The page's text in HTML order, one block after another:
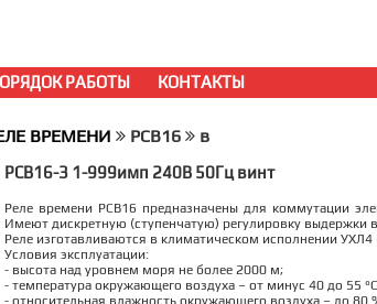
РАБОТЫ КОНТАКТЫ
ВРЕМЕНИ РСВ16 в
РСВ16-3 1-999имп 240В 50Гц винт
Реле времени РСВ16 предназначены для коммутации
Имеют дискретную (ступенчатую) регулировку выдержки
Реле изготавливаются в климатическом исполнении
Условия эксплуатации:
- высота над уровнем моря не более 2000 м;
- температура окружающего воздуха – от минус 40 до 55
- относительная влажность окружающего воздуха – до 80